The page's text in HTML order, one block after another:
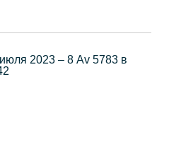
2023 – 8 Av 5783 в